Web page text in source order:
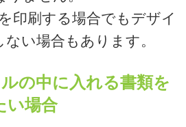
使用する場合
い」「白ベタを
す。